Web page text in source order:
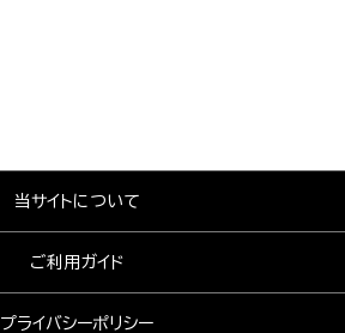
当サイトについて
ご利用ガイド
プライバシーポリシー